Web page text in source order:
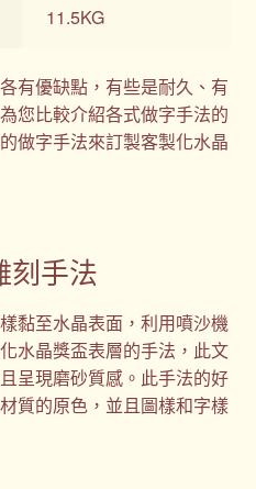
11.5KG
有優缺點，有些是耐久、有
您比較介紹各式做字手法的
做字手法來訂製客製化水晶
刻手法
黏至水晶表面，利用噴沙機
水晶獎盃表層的手法，此文
呈現磨砂質感。此手法的好
質的原色，並且圖樣和字樣